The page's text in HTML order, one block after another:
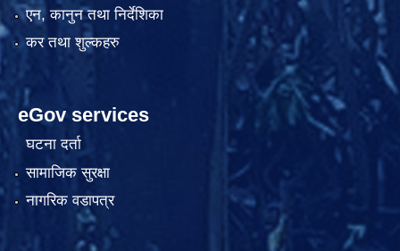
एन, कानुन तथा निर्देशिका
कर तथा शुल्कहरु
eGov services
घटना दर्ता
सामाजिक सुरक्षा
नागरिक वडापत्र